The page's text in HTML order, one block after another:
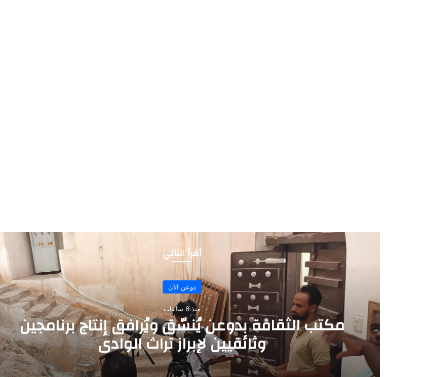
أقرأ التالي
دوعن الآن
منذ 6 ساعات
مكتب الثقافة بدوعن يُنسّق ويُرافق إنتاج برنامجين
وثائقيين لإبراز تراث الوادي